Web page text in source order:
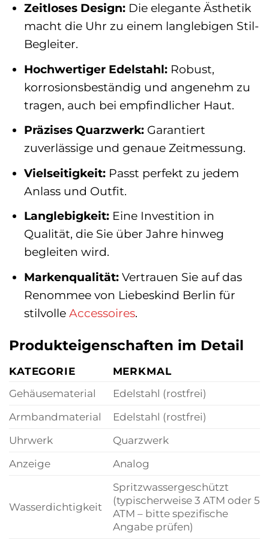
Zeitloses Design:Die elegante Ästhetik
macht die Uhr zu einem langlebigen Stil-
Begleiter.
Hochwertiger Edelstahl:Robust,
korrosionsbeständig und angenehm zu
tragen, auch bei empfindlicher Haut.
Präzises Quarzwerk:Garantiert
zuverlässige und genaue Zeitmessung.
Vielseitigkeit:Passt perfekt zu jedem
Anlass und Outfit.
Langlebigkeit:Eine Investition in
Qualität, die Sie über Jahre hinweg
begleiten wird.
Markenqualität:Vertrauen Sie auf das
Renommee von Liebeskind Berlin für
stilvolle Accessoires.
Produkteigenschaften im Detail
KATEGORIE
MERKMAL
Gehäusematerial
Edelstahl (rostfrei)
Armbandmaterial
Edelstahl (rostfrei)
Uhrwerk
Quarzwerk
Anzeige
Analog
Wasserdichtigkeit
Spritzwassergeschützt
(typischerweise 3 ATM oder 5
ATM – bitte spezifische
Angabe prüfen)